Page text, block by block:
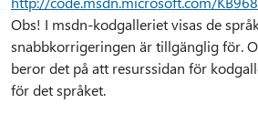
Obs! I msdn-kodgalleriet visas de
snabbkorrigeringen är tillgänglig för.
beror det på att resurssidan för
för det språket.